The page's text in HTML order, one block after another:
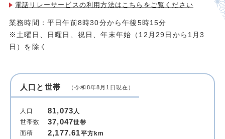
電話リレーサービスの利用方法は こちらをご覧ください
業務時間：平日午前8時30分から午後5時15分
※土曜日、日曜日、祝日、年末年始（12月29日から1月3
日）を除く
人口と世帯 （令和8年8月1日現在）
人口 81,073人
世帯数
37,047世帯
面積
2,177.61平方km